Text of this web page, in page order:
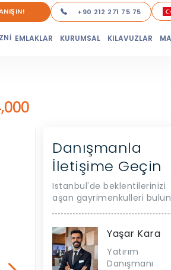
+90 212 271 75 75
EMLAKLAR KURUMSAL KILAVUZLAR
Danışmanla
İletişime Geçin
Istanbul'de beklentilerinizi
aşan gayrimenkulleri
Yaşar Kara
Yatırım
Danışmanı